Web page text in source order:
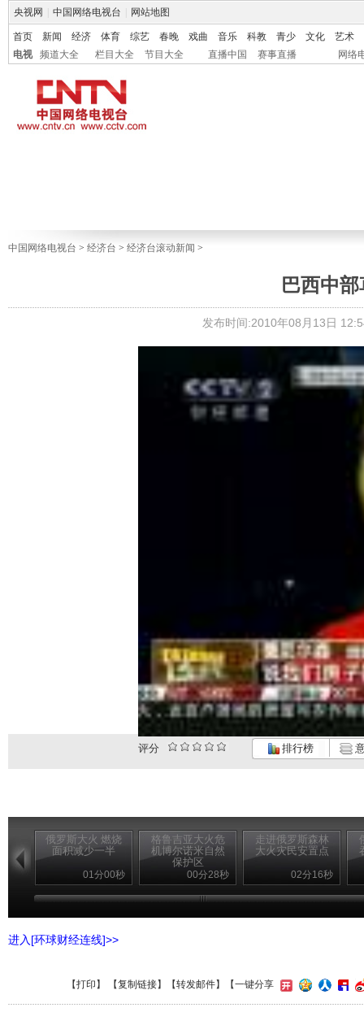
央视网 中国网络电视台 网站地图
首页 新闻 经济 体育 综艺 春晚 戏曲 音乐 科教 青少 文化
艺术
电视
频道大全 栏目大全 节目大全 直播中国 赛事直播 网络
中国网络电视台 > 经济台 > 经济台滚动新闻 >
巴西中
发布时间:2010年08月13日
评分 排行榜
俄罗斯大火 燃烧
面积减少一半
01分00秒
格鲁吉亚大火危
机博尔诺米自然
保护区
00分28秒
走进俄罗斯森林
大火灾民安置点
02分16秒
进入[环球财经连线]>>
【打印 】 【复制链接】【转发邮件】 【一键分享